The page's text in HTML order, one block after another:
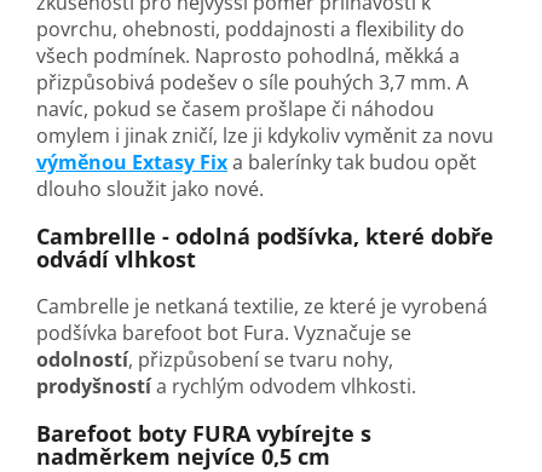
povrchu, ohebnosti, poddajnosti a flexibility do
všech podmínek. Naprosto pohodlná, měkká a
přizpůsobivá podešev o síle pouhých 3,7 mm. A
navíc, pokud se časem prošlape či náhodou
omylem i jinak zničí, lze ji kdykoliv vyměnit za novu
výměnou Extasy Fixa balerínky tak budou opět
dlouho sloužit jako nové.
Cambrellle - odolná podšívka, které dobře
odvádí vlhkost
Cambrelle je netkaná textilie, ze které je vyrobená
podšívka barefoot bot Fura. Vyznačuje se
odolností, přizpůsobení se tvaru nohy,
prodyšnostía rychlým odvodem vlhkosti.
Barefoot boty FURA vybírejte s
nadměrkem nejvíce 0,5 cm